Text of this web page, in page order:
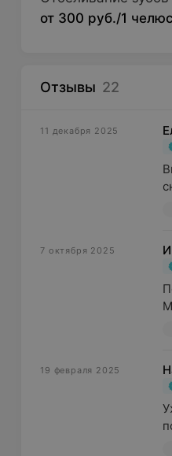
от 300 руб./1
Отзывы 22
11 декабря 2025
7 октября 2025
19 февраля 2025